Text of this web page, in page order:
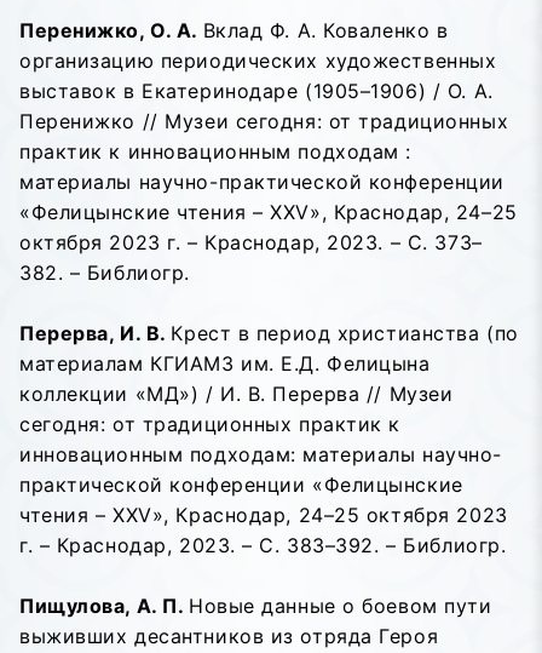
Перенижко, О. А. Вклад Ф. А. Коваленко в
организацию периодических художественных
выставок в Екатеринодаре (1905–1906) / О. А.
Перенижко // Музеи сегодня: от традиционных
практик к инновационным подходам :
материалы научно-практической конференции
«Фелицынские чтения – XXV», Краснодар, 24–25
октября 2023 г. – Краснодар, 2023. – С. 373–
382. – Библиогр.
Перерва, И. В. Крест в период христианства (по
материалам КГИАМЗ им. Е.Д. Фелицына
коллекции «МД») / И. В. Перерва // Музеи
сегодня: от традиционных практик к
инновационным подходам: материалы научно-
практической конференции «Фелицынские
чтения – XXV», Краснодар, 24–25 октября 2023
г. – Краснодар, 2023. – С. 383–392. – Библиогр.
Пищулова, А. П. Новые данные о боевом пути
выживших десантников из отряда Героя